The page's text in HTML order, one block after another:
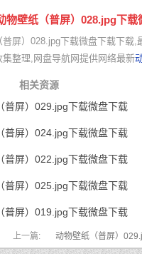
物壁纸（普屏）028.jpg下载
普屏）028.jpg下载微盘下载下载,
集整理,网盘导航网提供网络最新
相关资源
普屏）029.jpg下载微盘下载
普屏）024.jpg下载微盘下载
普屏）022.jpg下载微盘下载
普屏）025.jpg下载微盘下载
普屏）019.jpg下载微盘下载
上一篇: 动物壁纸（普屏）